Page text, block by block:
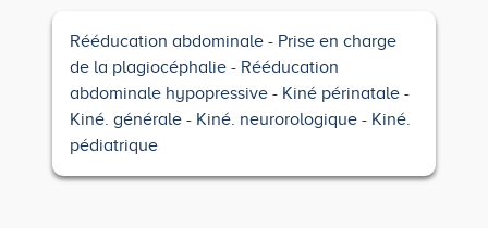
Rééducation abdominale
Prise en charge
de la plagiocéphalie
Rééducation
abdominale hypopressive
Kiné périnatale
Kiné. générale
Kiné. neurorologique
Kiné.
pédiatrique